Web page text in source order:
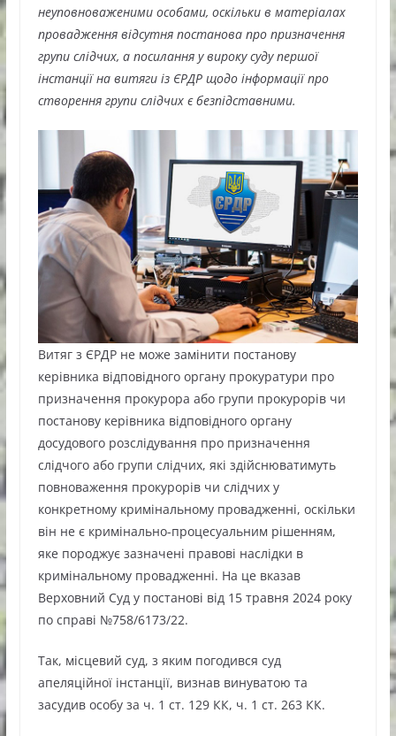
неуповноваженими особами, оскільки в матеріалах
провадження відсутня постанова про призначення
групи слідчих, а посилання у вироку суду першої
інстанції на витяги із ЄРДР щодо інформації про
створення групи слідчих є безпідставними.
Витяг з ЄРДР не може замінити постанову
керівника відповідного органу прокуратури про
призначення прокурора або групи прокурорів чи
постанову керівника відповідного органу
досудового розслідування про призначення
слідчого або групи слідчих, які здійснюватимуть
повноваження прокурорів чи слідчих у
конкретному кримінальному провадженні, оскільки
він не є кримінально-процесуальним рішенням,
яке породжує зазначені правові наслідки в
кримінальному провадженні. На це вказав
Верховний Суд у постанові від 15 травня 2024 року
по справі №758/6173/22.
Так, місцевий суд, з яким погодився суд
апеляційної інстанції, визнав винуватою та
засудив особу за ч. 1 ст. 129 КК, ч. 1 ст. 263 КК.